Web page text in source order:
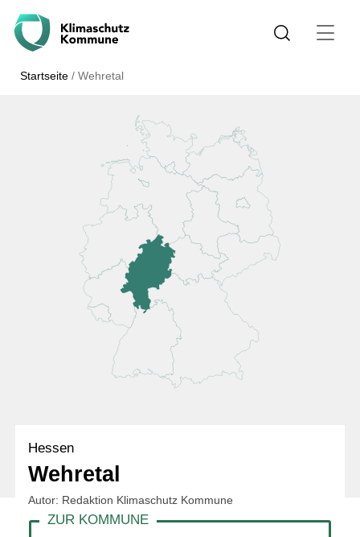
Startseite /Wehretal
Hessen
Wehretal
Autor: Redaktion Klimaschutz Kommune